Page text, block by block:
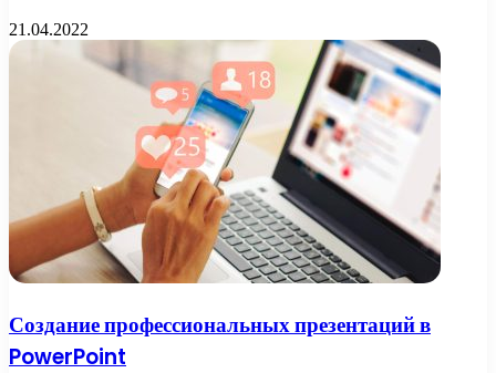
21.04.2022
Создание профессиональных презентаций в
PowerPoint